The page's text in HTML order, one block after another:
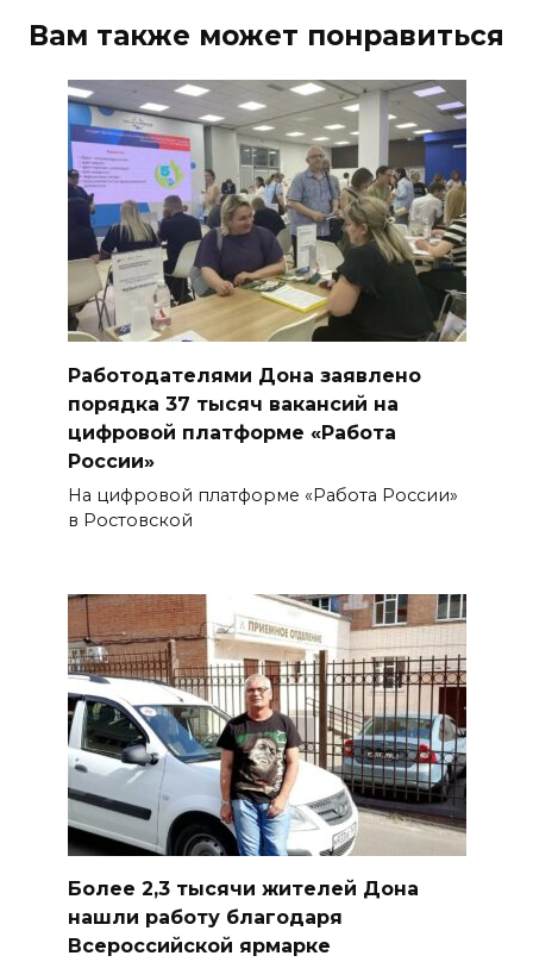
Вам также может понравиться
Работодателями Дона заявлено
порядка 37 тысяч вакансий на
цифровой платформе «Работа
России»
На цифровой платформе «Работа России»
в Ростовской
Более 2,3 тысячи жителей Дона
нашли работу благодаря
Всероссийской ярмарке